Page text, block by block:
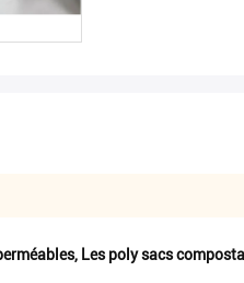
, Les poly sacs